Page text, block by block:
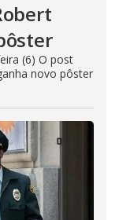
(6) O post
novo pôster